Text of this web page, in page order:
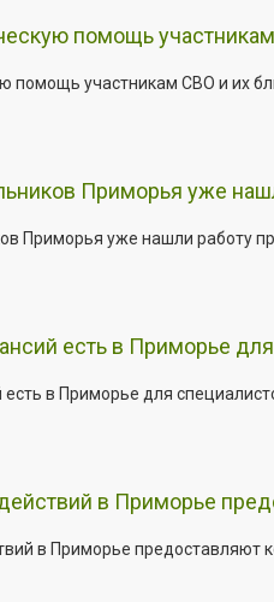
помощь
помощь участникам СВО и их
Приморья уже
Приморья уже нашли работу
есть в Приморье
в Приморье для
в Приморье
в Приморье предоставляют